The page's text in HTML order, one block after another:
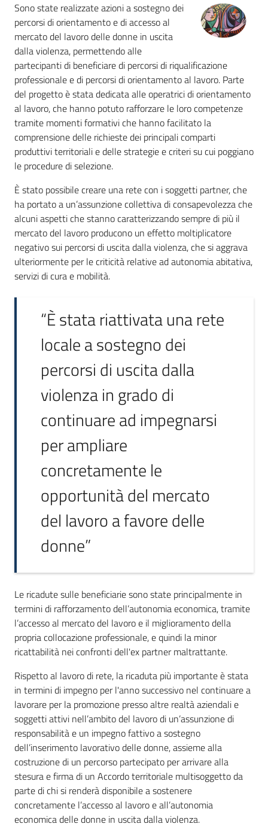
Sono state realizzate azioni a sostegno dei
percorsi di orientamento e di accesso al
mercato del lavoro delle donne in uscita
dalla violenza, permettendo alle
partecipanti di beneficiare di percorsi di riqualificazione
professionale e di percorsi di orientamento al lavoro. Parte
del progetto è stata dedicata alle operatrici di orientamento
al lavoro, che hanno potuto rafforzare le loro competenze
tramite momenti formativi che hanno facilitato la
comprensione delle richieste dei principali comparti
produttivi territoriali e delle strategie e criteri su cui poggiano
le procedure di selezione.
È stato possibile creare una rete con i soggetti partner, che
ha portato a un’assunzione collettiva di consapevolezza che
alcuni aspetti che stanno caratterizzando sempre di più il
mercato del lavoro producono un effetto moltiplicatore
negativo sui percorsi di uscita dalla violenza, che si aggrava
ulteriormente per le criticità relative ad autonomia abitativa,
servizi di cura e mobilità.
“È stata riattivata una rete
locale a sostegno dei
percorsi di uscita dalla
violenza in grado di
continuare ad impegnarsi
per ampliare
concretamente le
opportunità del mercato
del lavoro a favore delle
donne”
Le ricadute sulle beneficiarie sono state principalmente in
termini di rafforzamento dell’autonomia economica, tramite
l’accesso al mercato del lavoro e il miglioramento della
propria collocazione professionale, e quindi la minor
ricattabilità nei confronti dell'ex partner maltrattante.
Rispetto al lavoro di rete, la ricaduta più importante è stata
in termini di impegno per l'anno successivo nel continuare a
lavorare per la promozione presso altre realtà aziendali e
soggetti attivi nell’ambito del lavoro di un’assunzione di
responsabilità e un impegno fattivo a sostegno
dell’inserimento lavorativo delle donne, assieme alla
costruzione di un percorso partecipato per arrivare alla
stesura e firma di un Accordo territoriale multisoggetto da
parte di chi si renderà disponibile a sostenere
concretamente l’accesso al lavoro e all’autonomia
economica delle donne in uscita dalla violenza.